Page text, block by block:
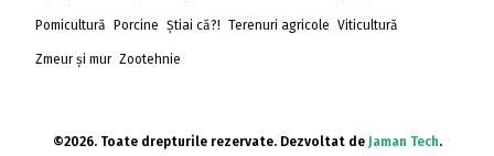
Pomicultură Porcine Știai că?! Terenuri agricole Viticultură
Zmeur și mur Zootehnie
©2026. Toate drepturile rezervate. Dezvoltat de Jaman Tech.